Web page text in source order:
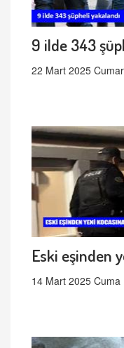
9 ilde 343
22 Mart 2025
Eski eşinden
14 Mart 2025 Cuma